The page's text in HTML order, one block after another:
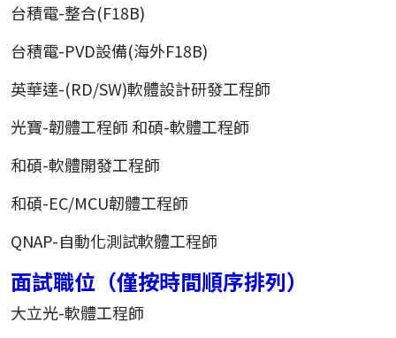
台積電-整合(F18B)
台積電-PVD設備(海外F18B)
英華達-(RD/SW)軟體設計研發工程師
光寶-韌體工程師 和碩-軟體工程師
和碩-軟體開發工程師
和碩-EC/MCU韌體工程師
QNAP-自動化測試軟體工程師
面試職位（僅按時間順序排列）
大立光-軟體工程師